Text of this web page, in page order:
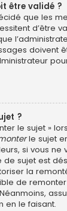
être validé ?
que les
d’être
doivent
?
le sujet »
le sujet
si vous ne
sujet est
la
de
en le faisant.